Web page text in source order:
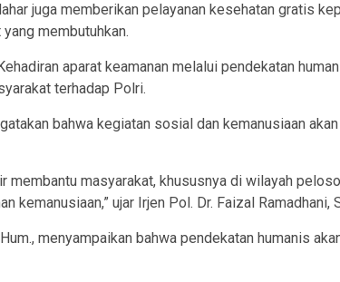
juga memberikan pelayanan kesehatan gratis
membutuhkan.
aparat keamanan melalui pendekatan
terhadap Polri.
bahwa kegiatan sosial dan kemanusiaan
masyarakat, khususnya di wilayah
ujar Irjen Pol. Dr. Faizal Ramadhani,
menyampaikan bahwa pendekatan humanis